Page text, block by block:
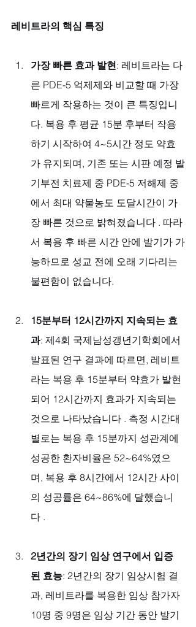
레비트라의 핵심 특징
가장 빠른 효과 발현: 레비트라는 다
른 PDE-5 억제제와 비교할 때 가장
빠르게 작용하는 것이 큰 특징입니
다. 복용 후 평균 15분 후부터 작용
하기 시작하여 4~5시간 정도 약효
가 유지되며, 기존 또는 시판 예정 발
기부전 치료제 중 PDE-5 저해제 중
에서 최대 약물농도 도달시간이 가
장 빠른 것으로 밝혀졌습니다 . 따라
서 복용 후 빠른 시간 안에 발기가 가
능하므로 성교 전에 오래 기다리는
불편함이 없습니다.
15분부터 12시간까지 지속되는 효
과: 제4회 국제남성갱년기학회에서
발표된 연구 결과에 따르면, 레비트
라는 복용 후 15분부터 약효가 발현
되어 12시간까지 효과가 지속되는
것으로 나타났습니다 . 측정 시간대
별로는 복용 후 15분까지 성관계에
성공한 환자비율은 52~64%였으
며, 복용 후 8시간에서 12시간 사이
의 성공률은 64~86%에 달했습니
다 .
2년간의 장기 임상 연구에서 입증
된 효능: 2년간의 장기 임상시험 결
과, 레비트라를 복용한 임상 참가자
10명 중 9명은 임상 기간 동안 발기